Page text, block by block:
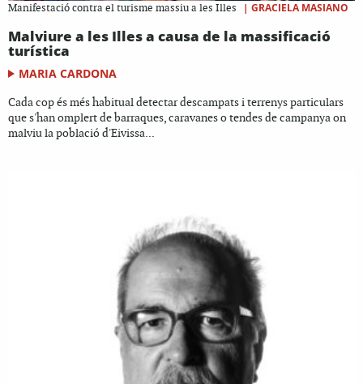
Manifestació contra el turisme massiu a les Illes | GRACIELA MASIANO
Malviure a les Illes a causa de la massificació
turística
MARIA CARDONA
Cada cop és més habitual detectar descampats i terrenys particulars
que s'han omplert de barraques, caravanes o tendes de campanya on
malviu la població d'Eivissa...